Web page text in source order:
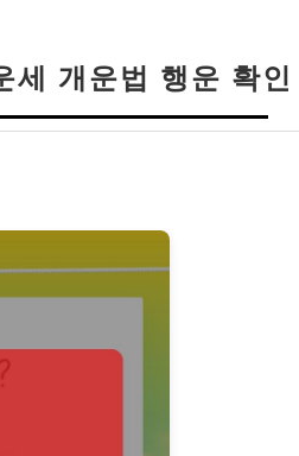
개운법 행운 확인